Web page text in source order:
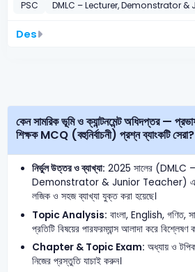
PSC DMLC – Lecturer, Demonstrator
Des
কেন সামরিক ভূমি ও ক্যান্টনমেন্ট অধিদপ্তর — প্রভাষক, প্রদর্শক ও জুনিয়র
শিক্ষক MCQ (বহুনির্বাচনী) প্রশ্ন ব্যাংকটি সেরা?
নির্ভুল উত্তর ও ব্যাখ্যা: 2025 সালের (DMLC
Demonstrator & Junior Teacher) এর
লজিক ও সহজ ব্যাখ্যা যুক্ত করা হয়েছে।
Topic Analysis: বাংলা, English, গণিত,
প্রতিটি বিষয়ের পারফরম্যান্স আলাদা করে বিশ্লেষণ
Chapter & Topic Exam: অধ্যায় ও টপিক
নিজের প্রস্তুতি যাচাই করুন।